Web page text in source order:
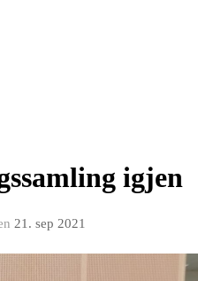
igjen
21. sep 2021